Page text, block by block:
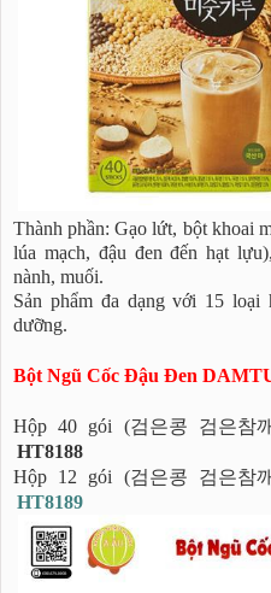
Thành phần: Gạo lứt, bột khoai
lúa mạch, đậu đen đến hạt
nành, muối.
Sản phẩm đa dạng với 15
dưỡng.
Bột Ngũ Cốc Đậu Đen
Hộp 40 gói (검은콩 검은참
HT8188
Hộp 12 gói (검은콩 검은참
HT8189